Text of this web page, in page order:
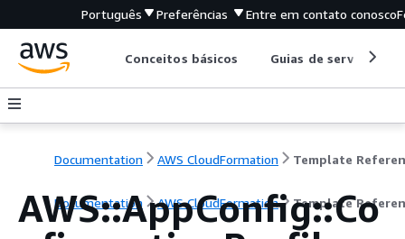
Português Preferências Entre em contato conosco
Conceitos básicos Guias de serviço
Documentation AWS CloudFormation Template
Documentation AWS CloudFormation Template
AWS::AppConfig::Co